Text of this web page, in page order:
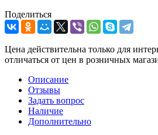
Поделиться
Цена действительна только для
отличаться от цен в розничных
Описание
Отзывы
Задать вопрос
Наличие
Дополнительно